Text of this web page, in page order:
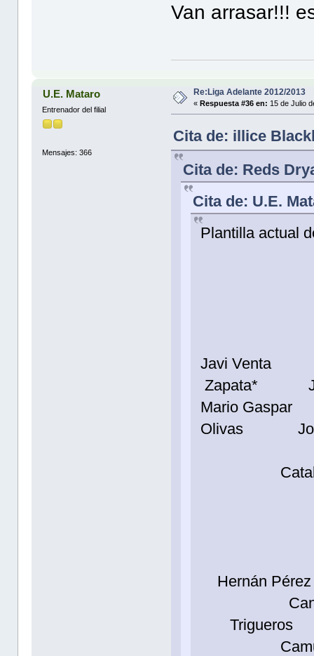
Van arrasar!!!
U.E. Mataro
Entrenador del filial
Mensajes: 366
Re:Liga Adelante 2012/2013
«Respuesta #36 en: 15 de Julio
Cita de: illice
Cita de: Reds
Cita de: U.E.
Plantilla actual
Javi
Zapata*
Mario
Olivas